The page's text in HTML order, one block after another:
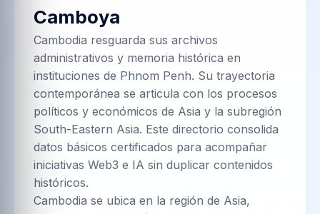
Camboya
Cambodia resguarda sus archivos
administrativos y memoria histórica en
instituciones de Phnom Penh. Su trayectoria
contemporánea se articula con los procesos
políticos y económicos de Asia y la subregión
South-Eastern Asia. Este directorio consolida
datos básicos certificados para acompañar
iniciativas Web3 e IA sin duplicar contenidos
históricos.
Cambodia se ubica en la región de Asia,